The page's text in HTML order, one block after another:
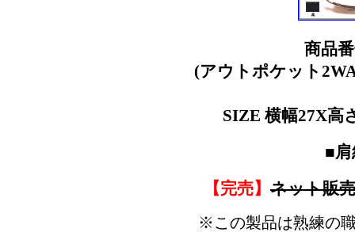
商品
(アウトポケット
SIZE 横幅27X
■
【完売】 ネット販
※この製品は熟練の